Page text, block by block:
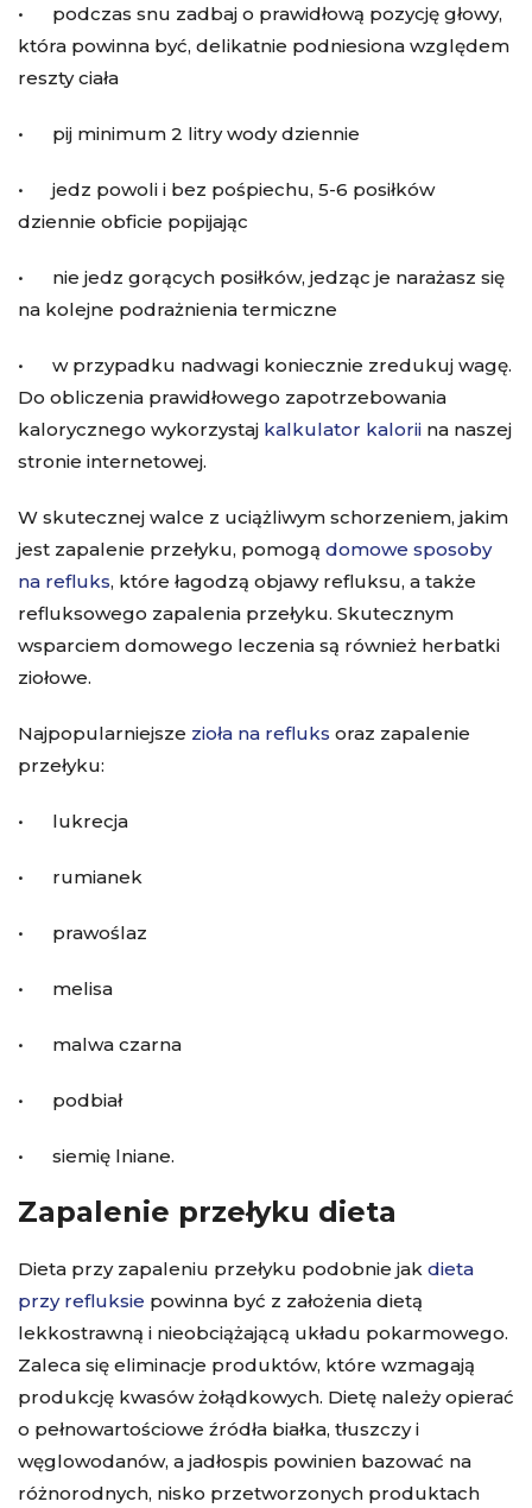
• podczas snu zadbaj o prawidłową pozycję głowy,
która powinna być, delikatnie podniesiona względem
reszty ciała
• pij minimum 2 litry wody dziennie
• jedz powoli i bez pośpiechu, 5-6 posiłków
dziennie obficie popijając
• nie jedz gorących posiłków, jedząc je narażasz się
na kolejne podrażnienia termiczne
• w przypadku nadwagi koniecznie zredukuj wagę.
Do obliczenia prawidłowego zapotrzebowania
kalorycznego wykorzystaj kalkulator kalorii na naszej
stronie internetowej.
W skutecznej walce z uciążliwym schorzeniem, jakim
jest zapalenie przełyku, pomogą domowe sposoby
na refluks, które łagodzą objawy refluksu, a także
refluksowego zapalenia przełyku. Skutecznym
wsparciem domowego leczenia są również herbatki
ziołowe.
Najpopularniejsze zioła na refluks oraz zapalenie
przełyku:
• lukrecja
• rumianek
• prawoślaz
• melisa
• malwa czarna
• podbiał
• siemię lniane.
Zapalenie przełyku dieta
Dieta przy zapaleniu przełyku podobnie jak dieta
przy refluksie powinna być z założenia dietą
lekkostrawną i nieobciążającą układu pokarmowego.
Zaleca się eliminacje produktów, które wzmagają
produkcję kwasów żołądkowych. Dietę należy opierać
o pełnowartościowe źródła białka, tłuszczy i
węglowodanów, a jadłospis powinien bazować na
różnorodnych, nisko przetworzonych produktach